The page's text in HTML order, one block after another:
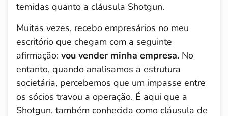
temidas quanto a cláusula Shotgun.
Muitas vezes, recebo empresários no meu
escritório que chegam com a seguinte
afirmação: vou vender minha empresa. No
entanto, quando analisamos a estrutura
societária, percebemos que um impasse entre
os sócios travou a operação. É aqui que a
Shotgun, também conhecida como cláusula de